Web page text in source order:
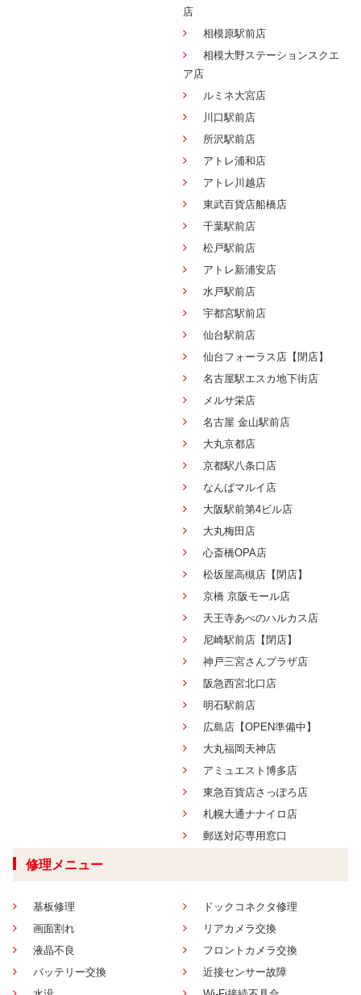
店
相模原駅前店
相模大野ステーションスクエ
ア店
ルミネ大宮店
川口駅前店
所沢駅前店
アトレ浦和店
アトレ川越店
東武百貨店船橋店
千葉駅前店
松戸駅前店
アトレ新浦安店
水戸駅前店
宇都宮駅前店
仙台駅前店
仙台フォーラス店【閉店】
名古屋駅エスカ地下街店
メルサ栄店
名古屋 金山駅前店
大丸京都店
京都駅八条口店
なんばマルイ店
大阪駅前第4ビル店
大丸梅田店
心斎橋OPA店
松坂屋高槻店【閉店】
京橋 京阪モール店
天王寺あべのハルカス店
尼崎駅前店【閉店】
神戸三宮さんプラザ店
阪急西宮北口店
明石駅前店
広島店【OPEN準備中】
大丸福岡天神店
アミュエスト博多店
東急百貨店さっぽろ店
札幌大通ナナイロ店
郵送対応専用窓口
修理メニュー
基板修理
画面割れ
液晶不良
バッテリー交換
ドックコネクタ修理
リアカメラ交換
フロントカメラ交換
近接センサー故障